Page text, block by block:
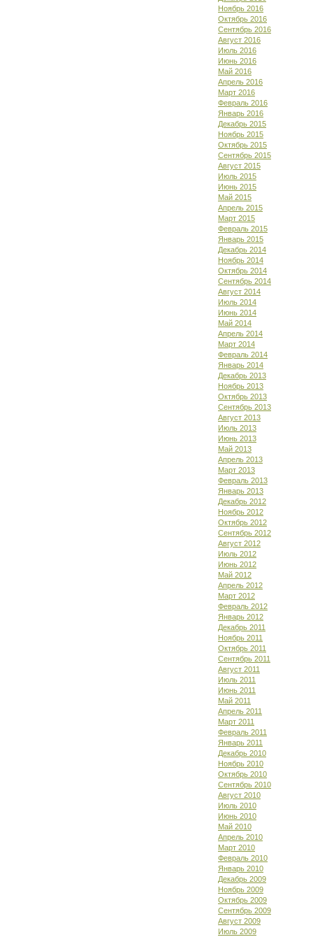
Ноябрь 2016
Октябрь 2016
Сентябрь 2016
Август 2016
Июль 2016
Июнь 2016
Май 2016
Апрель 2016
Март 2016
Февраль 2016
Январь 2016
Декабрь 2015
Ноябрь 2015
Октябрь 2015
Сентябрь 2015
Август 2015
Июль 2015
Июнь 2015
Май 2015
Апрель 2015
Март 2015
Февраль 2015
Январь 2015
Декабрь 2014
Ноябрь 2014
Октябрь 2014
Сентябрь 2014
Август 2014
Июль 2014
Июнь 2014
Май 2014
Апрель 2014
Март 2014
Февраль 2014
Январь 2014
Декабрь 2013
Ноябрь 2013
Октябрь 2013
Сентябрь 2013
Август 2013
Июль 2013
Июнь 2013
Май 2013
Апрель 2013
Март 2013
Февраль 2013
Январь 2013
Декабрь 2012
Ноябрь 2012
Октябрь 2012
Сентябрь 2012
Август 2012
Июль 2012
Июнь 2012
Май 2012
Апрель 2012
Март 2012
Февраль 2012
Январь 2012
Декабрь 2011
Ноябрь 2011
Октябрь 2011
Сентябрь 2011
Август 2011
Июль 2011
Июнь 2011
Май 2011
Апрель 2011
Март 2011
Февраль 2011
Январь 2011
Декабрь 2010
Ноябрь 2010
Октябрь 2010
Сентябрь 2010
Август 2010
Июль 2010
Июнь 2010
Май 2010
Апрель 2010
Март 2010
Февраль 2010
Январь 2010
Декабрь 2009
Ноябрь 2009
Октябрь 2009
Сентябрь 2009
Август 2009
Июль 2009